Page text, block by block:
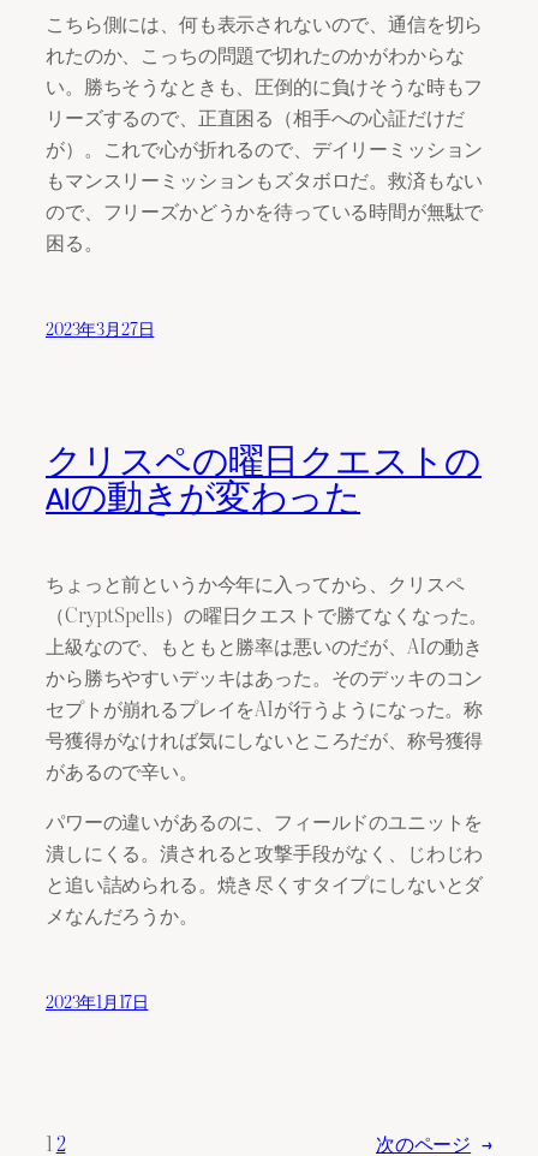
こちら側には、何も表示されないので、通信を切ら
れたのか、こっちの問題で切れたのかがわからな
い。勝ちそうなときも、圧倒的に負けそうな時もフ
リーズするので、正直困る（相手への心証だけだ
が）。これで心が折れるので、デイリーミッション
もマンスリーミッションもズタボロだ。救済もない
ので、フリーズかどうかを待っている時間が無駄で
困る。
2023年3月27日
クリスペの曜日クエストの
AIの動きが変わった
ちょっと前というか今年に入ってから、クリスペ
（CryptSpells）の曜日クエストで勝てなくなった。
上級なので、もともと勝率は悪いのだが、AIの動き
から勝ちやすいデッキはあった。そのデッキのコン
セプトが崩れるプレイをAIが行うようになった。称
号獲得がなければ気にしないところだが、称号獲得
があるので辛い。
パワーの違いがあるのに、フィールドのユニットを
潰しにくる。潰されると攻撃手段がなく、じわじわ
と追い詰められる。焼き尽くすタイプにしないとダ
メなんだろうか。
2023年1月17日
1 2 次のページ →